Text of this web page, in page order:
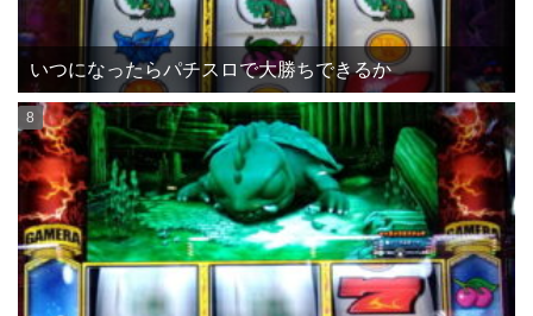
いつになったらパチスロで大勝ちできるか